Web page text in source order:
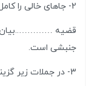
2- جاهای خالی را کامل کنید:
قضیه …………..بیان می
جنبشی است.
3- در جملات زیر گزینه ی صحیح را از داخل پرانتز انتخاب کنید.